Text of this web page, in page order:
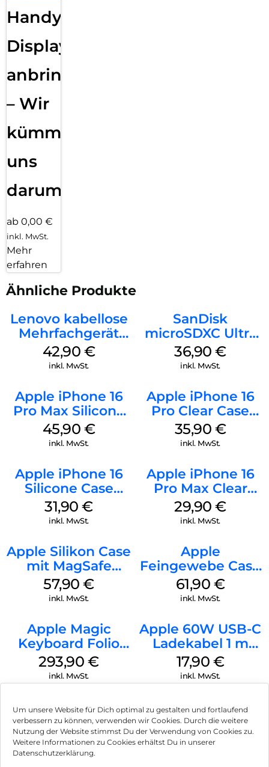
Um unsere Website für Dich optimal zu gestalten und fortlaufend
verbessern zu können, verwenden wir Cookies. Durch die weitere
Nutzung der Website stimmst Du der Verwendung von Cookies zu.
Weitere Informationen zu Cookies erhältst Du in unserer
Datenschutzerklärung.
Handy
Displayfolie
anbringen
– Wir
kümmern
uns
darum!
ab 0,00 €
inkl. MwSt.
Mehr
erfahren
Ähnliche Produkte
Lenovo kabellose
Mehrfachgerät
Luna Grey
42,90 €
inkl. MwSt.
SanDisk
microSDXC Ultra
128 GB + Adapter
Mobile
36,90€
inkl. MwSt.
Apple iPhone 16
Pro Max Silicone
Case MagSafe
Ultramarine
45,90 €
inkl. MwSt.
Apple iPhone 16
Pro Clear Case
MagSafe
Transparent
35,90 €
inkl. MwSt.
Apple iPhone 16
Silicone Case
MagSafe Fuchsia
31,90€
inkl. MwSt.
Apple iPhone 16
Pro Max Clear
Case MagSafe
Transparent
29,90€
inkl. MwSt.
Apple Silikon Case
mit MagSafe
iPhone 14 Pro
(PRODUCT)RED
57,90€
inkl. MwSt.
Apple
Feingewebe Case
iPhone 15 Pro
MagSafe Schwarz
61,90 €
inkl. MwSt.
Apple Magic
Keyboard Folio
iPad 10.9″ (10.Gen.)
Weiß
293,90€
inkl. MwSt.
Apple 60W USB-C
Ladekabel 1 m
Weiß
17,90 €
inkl. MwSt.
Impressum